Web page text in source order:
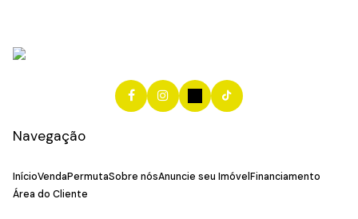
Navegação
InícioVendaPermutaSobre nósAnuncie seu Imóvel Financiamento
Área do Cliente